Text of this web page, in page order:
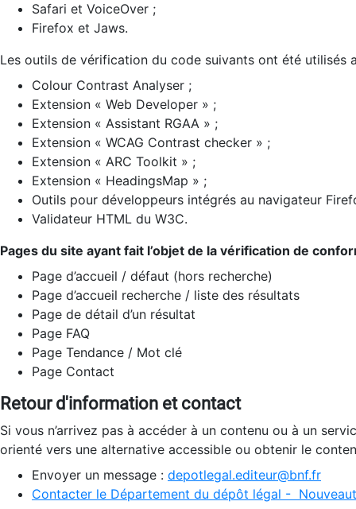
Safari et VoiceOver ;
Firefox et Jaws.
Les outils de vérification du code suivants ont été utilisés
Colour Contrast Analyser ;
Extension « Web Developer » ;
Extension « Assistant RGAA » ;
Extension « WCAG Contrast checker » ;
Extension « ARC Toolkit » ;
Extension « HeadingsMap » ;
Outils pour développeurs intégrés au navigateur
Validateur HTML du W3C.
Pages du site ayant fait l’objet de la vérification de
Page d’accueil / défaut (hors recherche)
Page d’accueil recherche / liste des résultats
Page de détail d’un résultat
Page FAQ
Page Tendance / Mot clé
Page Contact
Retour d'information et contact
Si vous n’arrivez pas à accéder à un contenu ou à un
orienté vers une alternative accessible ou obtenir le
Envoyer un message : depotlegal.editeur@bnf.fr
Contacter le Département du dépôt légal -